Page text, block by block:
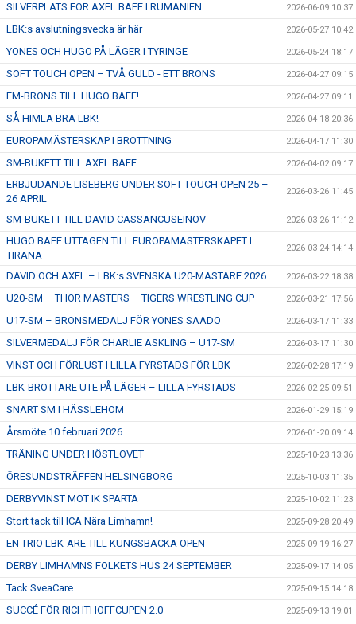
OM SKADAN ÄR FRAMME
SILVERPLATS FÖR AXEL BAFF I RUMÄNIEN 2026-06-09 10:37
LBK:s avslutningsvecka är här 2026-05-27 10:42
YONES OCH HUGO PÅ LÄGER I TYRINGE 2026-05-24 18:17
SOFT TOUCH OPEN – TVÅ GULD - ETT BRONS 2026-04-27 09:15
EM-BRONS TILL HUGO BAFF! 2026-04-27 09:11
SÅ HIMLA BRA LBK! 2026-04-18 20:36
EUROPAMÄSTERSKAP I BROTTNING 2026-04-17 11:30
SM-BUKETT TILL AXEL BAFF 2026-04-02 09:17
ERBJUDANDE LISEBERG UNDER SOFT TOUCH OPEN 25 –
26 APRIL
2026-03-26 11:45
SM-BUKETT TILL DAVID CASSANCUSEINOV 2026-03-26 11:12
HUGO BAFF UTTAGEN TILL EUROPAMÄSTERSKAPET I
TIRANA
2026-03-24 14:14
DAVID OCH AXEL – LBK:s SVENSKA U20-MÄSTARE 2026 2026-03-22 18:38
U20-SM – THOR MASTERS – TIGERS WRESTLING CUP 2026-03-21 17:56
U17-SM – BRONSMEDALJ FÖR YONES SAADO 2026-03-17 11:33
SILVERMEDALJ FÖR CHARLIE ASKLING – U17-SM 2026-03-17 11:30
VINST OCH FÖRLUST I LILLA FYRSTADS FÖR LBK 2026-02-28 17:19
LBK-BROTTARE UTE PÅ LÄGER – LILLA FYRSTADS 2026-02-25 09:51
SNART SM I HÄSSLEHOM 2026-01-29 15:19
Årsmöte 10 februari 2026 2026-01-20 09:14
TRÄNING UNDER HÖSTLOVET 2025-10-23 13:36
ÖRESUNDSTRÄFFEN HELSINGBORG 2025-10-03 11:35
DERBYVINST MOT IK SPARTA 2025-10-02 11:23
Stort tack till ICA Nära Limhamn! 2025-09-28 20:49
EN TRIO LBK-ARE TILL KUNGSBACKA OPEN 2025-09-19 16:27
DERBY LIMHAMNS FOLKETS HUS 24 SEPTEMBER 2025-09-17 14:05
Tack SveaCare 2025-09-15 14:18
SUCCÉ FÖR RICHTHOFFCUPEN 2.0 2025-09-13 19:01